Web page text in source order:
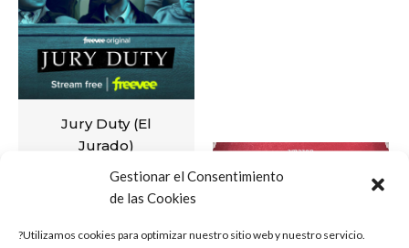
Gestionar el Consentimiento
de las Cookies
?Utilizamos cookies para optimizar nuestro sitio web y nuestro servicio.
Jury Duty (El
Jurado)
VER